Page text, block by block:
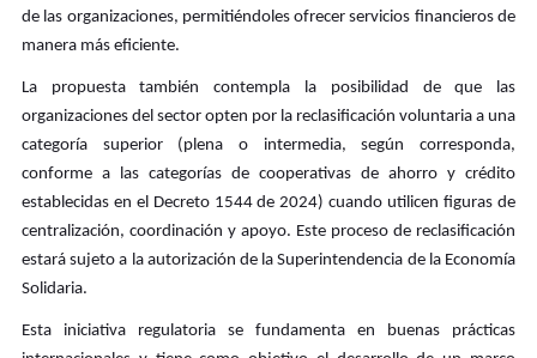
de las organizaciones, permitiéndoles ofrecer servicios financieros de
manera más eficiente.
La propuesta también contempla la posibilidad de que las
organizaciones del sector opten por la reclasificación voluntaria a una
categoría superior (plena o intermedia, según corresponda,
conforme a las categorías de cooperativas de ahorro y crédito
establecidas en el Decreto 1544 de 2024) cuando utilicen figuras de
centralización, coordinación y apoyo. Este proceso de reclasificación
estará sujeto a la autorización de la Superintendencia de la Economía
Solidaria.
Esta iniciativa regulatoria se fundamenta en buenas prácticas